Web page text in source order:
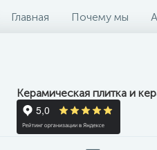
Главная Почему мы
Керамическая плитка и